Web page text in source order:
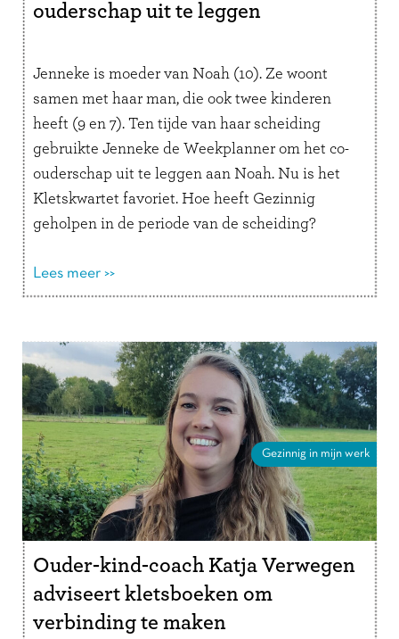
ouderschap uit te leggen
Jenneke is moeder van Noah (10). Ze woont
samen met haar man, die ook twee kinderen
heeft (9 en 7). Ten tijde van haar scheiding
gebruikte Jenneke de Weekplanner om het co-
ouderschap uit te leggen aan Noah. Nu is het
Kletskwartet favoriet. Hoe heeft Gezinnig
geholpen in de periode van de scheiding?
Lees meer >>
Gezinnig in mijn werk
Ouder-kind-coach Katja Verwegen
adviseert kletsboeken om
verbinding te maken